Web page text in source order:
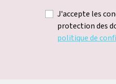
J'accepte les
protection des
politique de